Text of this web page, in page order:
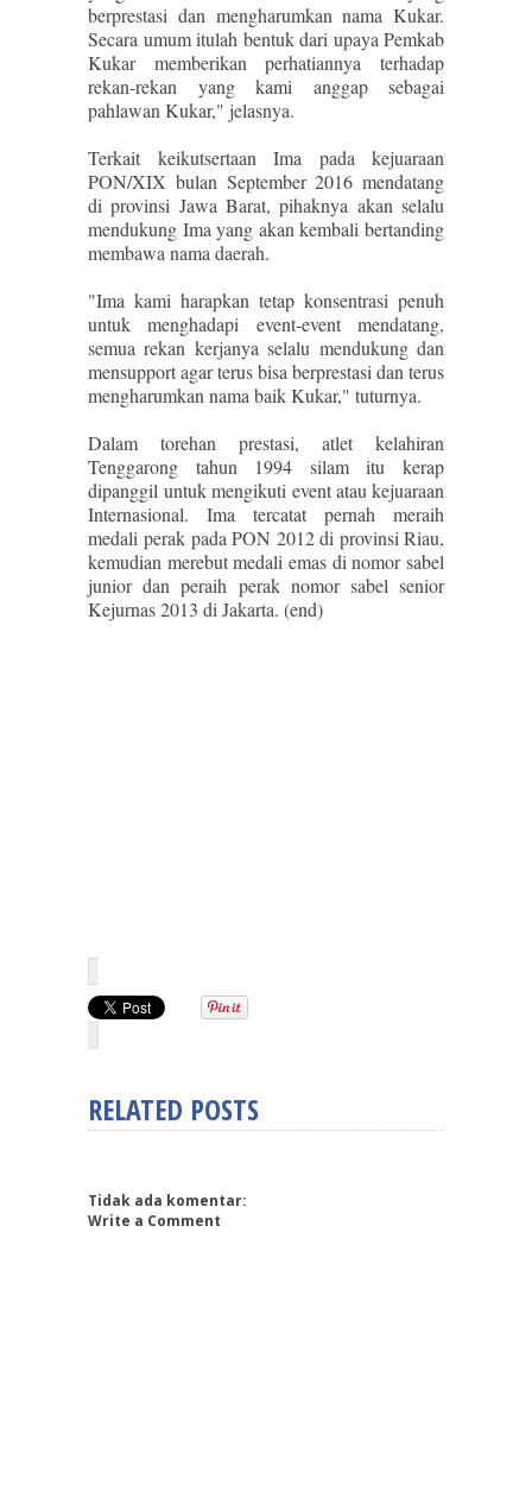
berprestasi dan mengharumkan nama Kukar.
Secara umum itulah bentuk dari upaya Pemkab
Kukar memberikan perhatiannya terhadap
rekan-rekan yang kami anggap sebagai
pahlawan Kukar," jelasnya.
Terkait keikutsertaan Ima pada kejuaraan
PON/XIX bulan September 2016 mendatang
di provinsi Jawa Barat, pihaknya akan selalu
mendukung Ima yang akan kembali bertanding
membawa nama daerah.
"Ima kami harapkan tetap konsentrasi penuh
untuk menghadapi event-event mendatang,
semua rekan kerjanya selalu mendukung dan
mensupport agar terus bisa berprestasi dan terus
mengharumkan nama baik Kukar," tuturnya.
Dalam torehan prestasi, atlet kelahiran
Tenggarong tahun 1994 silam itu kerap
dipanggil untuk mengikuti event atau kejuaraan
Internasional. Ima tercatat pernah meraih
medali perak pada PON 2012 di provinsi Riau,
kemudian merebut medali emas di nomor sabel
junior dan peraih perak nomor sabel senior
Kejurnas 2013 di Jakarta. (end)
RELATED POSTS
Tidak ada komentar:
Write a Comment